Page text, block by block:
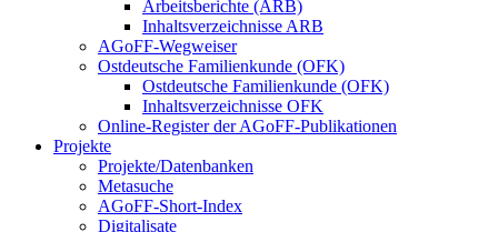
Arbeitsberichte (ARB)
Inhaltsverzeichnisse ARB
AGoFF-Wegweiser
Ostdeutsche Familienkunde (OFK)
Ostdeutsche Familienkunde (OFK)
Inhaltsverzeichnisse OFK
Online-Register der AGoFF-Publikationen
Projekte
Projekte/Datenbanken
Metasuche
AGoFF-Short-Index
Digitalisate